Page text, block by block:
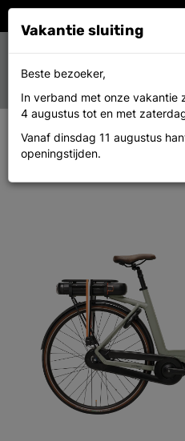
Toggle
navigation
MENU
Qwic ECHO Daily
Vakantie sluiting
Beste bezoeker,
In verband met onze vakantie
4 augustus tot en met
Vanaf dinsdag 11 augustus
openingstijden.